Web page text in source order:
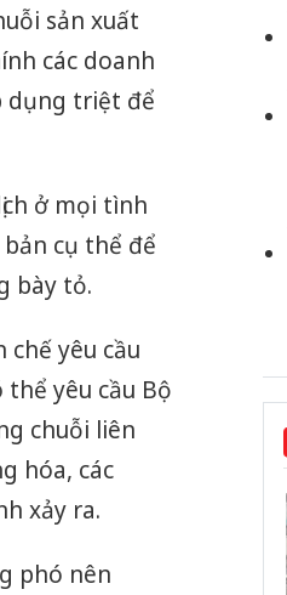
sản xuất
các doanh
dụng triệt để
ở mọi tình
cụ thể để
bày tỏ.
yêu cầu
yêu cầu Bộ
chuỗi liên
hóa, các
xảy ra.
phó nênbán yến sào giả